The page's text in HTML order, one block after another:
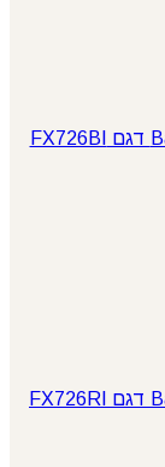
מכונת תספורת כולל פיניש Babyliss Pro דגם FX726RI